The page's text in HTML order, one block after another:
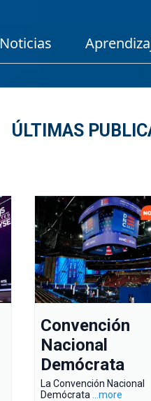
Noticias
ÚLTIMAS
Convención
Nacional
Demócrata
La Convención Nacional
Demócrata
...more